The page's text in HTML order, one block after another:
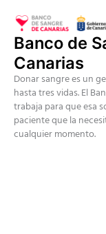
contenido
Banco de
Canarias
Donar sangre es un
hasta tres vidas. El
trabaja para que esa
paciente que la
cualquier momento.